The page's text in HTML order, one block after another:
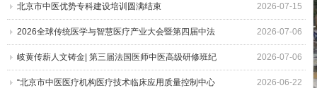
办
北京市中医优势专科建设培训圆满结束 2026-07-15
2026全球传统医学与智慧医疗产业大会暨第四届中法
医学国际交流会高峰对话嘉宾观点集锦
2026-07-06
岐黄传薪人文铸金| 第三届法国医师中医高级研修班纪
实
2026-07-06
“北京市中医医疗机构医疗技术临床应用质量控制中心 2026-06-22